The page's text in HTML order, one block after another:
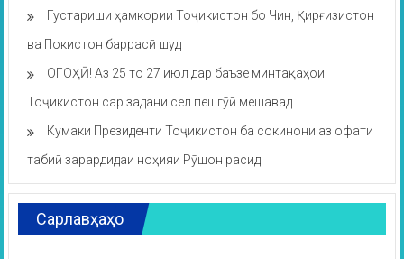
Густариши ҳамкории Тоҷикистон бо Чин, Қирғизистон
ва Покистон баррасӣ шуд
ОГОҲӢ! Аз 25 то 27 июл дар баъзе минтақаҳои
Тоҷикистон сар задани сел пешгӯӣ мешавад
Кумаки Президенти Тоҷикистон ба сокинони аз офати
табиӣ зарардидаи ноҳияи Рӯшон расид
Сарлавҳаҳо